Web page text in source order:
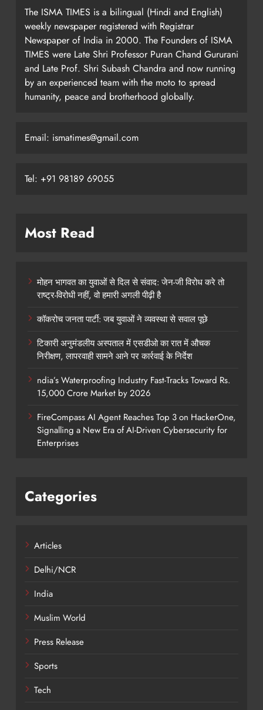
The ISMA TIMES is a bilingual (Hindi and English)
weekly newspaper registered with Registrar
Newspaper of India in 2000. The Founders of ISMA
TIMES were Late Shri Professor Puran Chand Gururani
and Late Prof. Shri Subash Chandra and now running
by an experienced team with the moto to spread
humanity, peace and brotherhood globally.
Email: ismatimes@gmail.com
Tel: +91 98189 69055
Most Read
मोहन भागवत का युवाओं से दिल से संवाद: जेन-जी विरोध करे तो
राष्ट्र-विरोधी नहीं, वो हमारी अगली पीढ़ी है
कॉकरोच जनता पार्टी: जब युवाओं ने व्यवस्था से सवाल पूछे
टिकारी अनुमंडलीय अस्पताल में एसडीओ का रात में औचक
निरीक्षण, लापरवाही सामने आने पर कार्रवाई के निर्देश
ndia’s Waterproofing Industry Fast-Tracks Toward Rs.
15,000 Crore Market by 2026
FireCompass AI Agent Reaches Top 3 on HackerOne,
Signalling a New Era of AI-Driven Cybersecurity for
Enterprises
Categories
Articles
Delhi/NCR
India
Muslim World
Press Release
Sports
Tech